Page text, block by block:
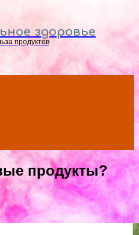
здоровье
продуктов
продукты?